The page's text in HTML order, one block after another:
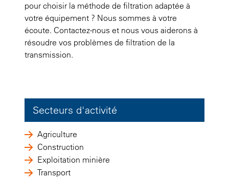
pour choisir la méthode de filtration adaptée à
votre équipement ? Nous sommes à votre
écoute. Contactez-nous et nous vous aiderons à
résoudre vos problèmes de filtration de la
transmission.
Secteurs d'activité
Agriculture
Construction
Exploitation minière
Transport